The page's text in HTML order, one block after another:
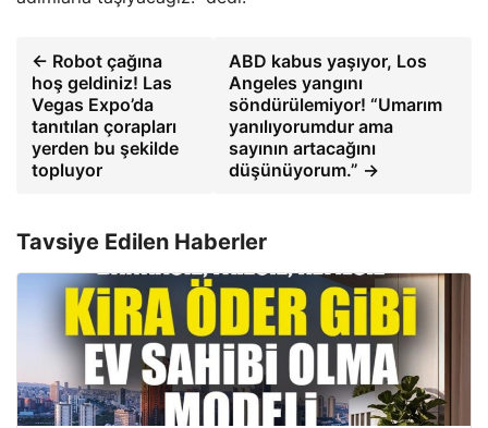
← Robot çağına
hoş geldiniz! Las
Vegas Expo’da
tanıtılan çorapları
yerden bu şekilde
topluyor
ABD kabus yaşıyor, Los
Angeles yangını
söndürülemiyor! “Umarım
yanılıyorumdur ama
sayının artacağını
düşünüyorum.” →
Tavsiye Edilen Haberler